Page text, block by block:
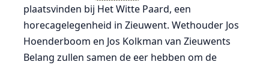
plaatsvinden bij Het Witte Paard, een
horecagelegenheid in Zieuwent. Wethouder Jos
Hoenderboom en Jos Kolkman van Zieuwents
Belang zullen samen de eer hebben om de